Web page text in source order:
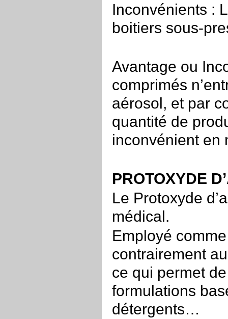
Inconvénients :
boitiers sous-
Avantage ou
comprimés
aérosol, et par
quantité de
inconvénient en
PROTOXYDE
Le Protoxyde
médical.
Employé
contrairement
ce qui permet
formulations
détergents…